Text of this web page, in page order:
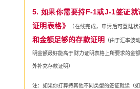
5. 如果你需要持F-1或J-1签证就
证明表格》
（在线完成，申请后可登陆
和金额足够的存款证明 （由于汇率波
明金额最好能高于财力证明表格上所要求的金
外补充存款证明）
注：如果你打算持其他不同类型的签证就读（如